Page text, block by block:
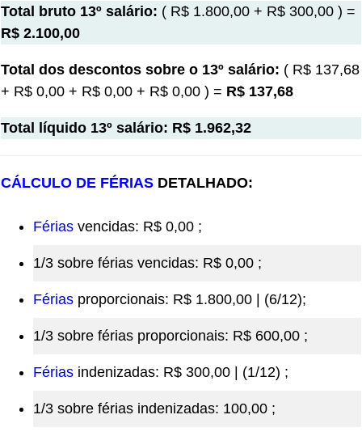
Total bruto 13º salário: ( R$ 1.800,00 + R$ 300,00 ) =
R$ 2.100,00
Total dos descontos sobre o 13º salário: ( R$ 137,68
+ R$ 0,00 + R$ 0,00 + R$ 0,00 ) = R$ 137,68
Total líquido 13º salário: R$ 1.962,32
CÁLCULO DE FÉRIAS DETALHADO:
Férias vencidas: R$ 0,00 ;
1/3 sobre férias vencidas: R$ 0,00 ;
Férias proporcionais: R$ 1.800,00 | (6/12);
1/3 sobre férias proporcionais: R$ 600,00 ;
Férias indenizadas: R$ 300,00 | (1/12) ;
1/3 sobre férias indenizadas: 100,00 ;